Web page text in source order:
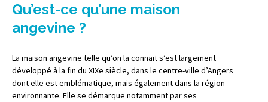
Qu’est-ce qu’une maison
angevine ?
La maison angevine telle qu’on la connait s’est largement
développé à la fin du XIXe siècle, dans le centre-ville d’Angers
dont elle est emblématique, mais également dans la région
environnante. Elle se démarque notamment par ses